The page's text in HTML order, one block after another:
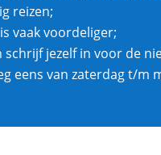
reizen;
vaak voordeliger;
schrijf jezelf in voor de
eens van zaterdag t/